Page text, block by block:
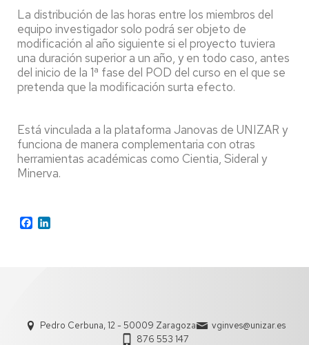
La distribución de las horas entre los miembros del
equipo investigador solo podrá ser objeto de
modificación al año siguiente si el proyecto tuviera
una duración superior a un año, y en todo caso, antes
del inicio de la 1ª fase del POD del curso en el que se
pretenda que la modificación surta efecto.
Está vinculada a la plataforma Janovas de UNIZAR y
funciona de manera complementaria con otras
herramientas académicas como Cientia, Sideral y
Minerva.
Facebook
Pedro Cerbuna, 12 - 50009 Zaragoza
vginves@unizar.es
876 553 147